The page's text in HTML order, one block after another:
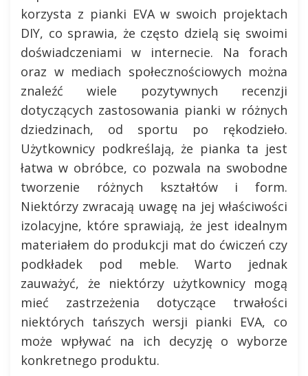
korzysta z pianki EVA w swoich projektach
DIY, co sprawia, że często dzielą się swoimi
doświadczeniami w internecie. Na forach
oraz w mediach społecznościowych można
znaleźć wiele pozytywnych recenzji
dotyczących zastosowania pianki w różnych
dziedzinach, od sportu po rękodzieło.
Użytkownicy podkreślają, że pianka ta jest
łatwa w obróbce, co pozwala na swobodne
tworzenie różnych kształtów i form.
Niektórzy zwracają uwagę na jej właściwości
izolacyjne, które sprawiają, że jest idealnym
materiałem do produkcji mat do ćwiczeń czy
podkładek pod meble. Warto jednak
zauważyć, że niektórzy użytkownicy mogą
mieć zastrzeżenia dotyczące trwałości
niektórych tańszych wersji pianki EVA, co
może wpływać na ich decyzję o wyborze
konkretnego produktu.